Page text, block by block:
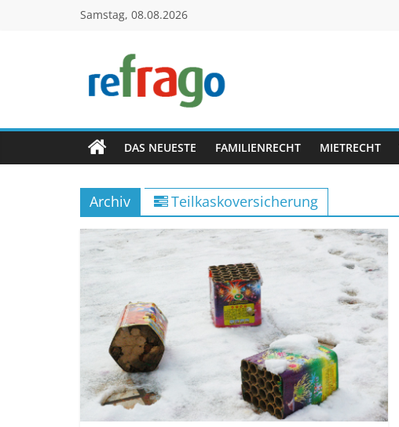
Samstag, 08.08.2026
refrago
Rechtsfragen
online
verständlich
erklärt
kostenlos
DAS NEUESTE FAMILIENRECHT MIETRECHT
Archiv Teilkaskoversicherung